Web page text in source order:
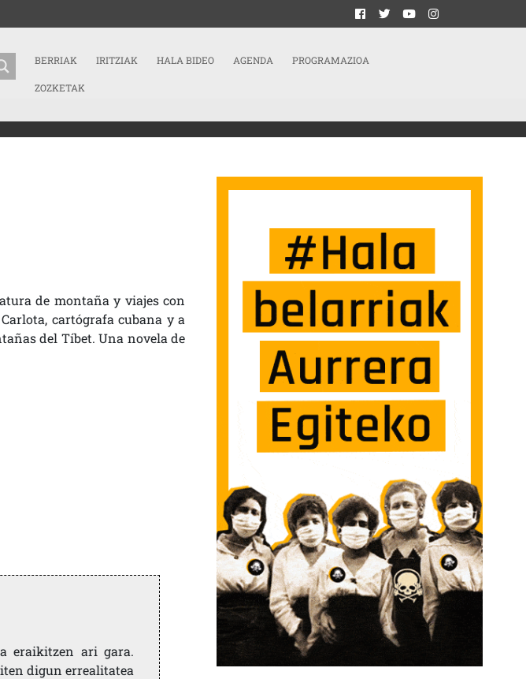
BERRIAK IRITZIAK HALA BIDEO AGENDA PROGRAMAZIOA
ZOZKETAK
AL TÍBET", PREMIO DESNIVEL DE LITERATURA 2011 SARRERAN
de montaña y viajes con
cartógrafa cubana y a
del Tíbet. Una novela de
eraikitzen ari gara.
digun errealitatea